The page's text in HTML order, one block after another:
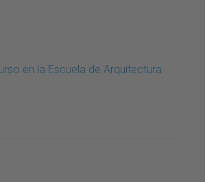
en la Escuela de Arquitectura